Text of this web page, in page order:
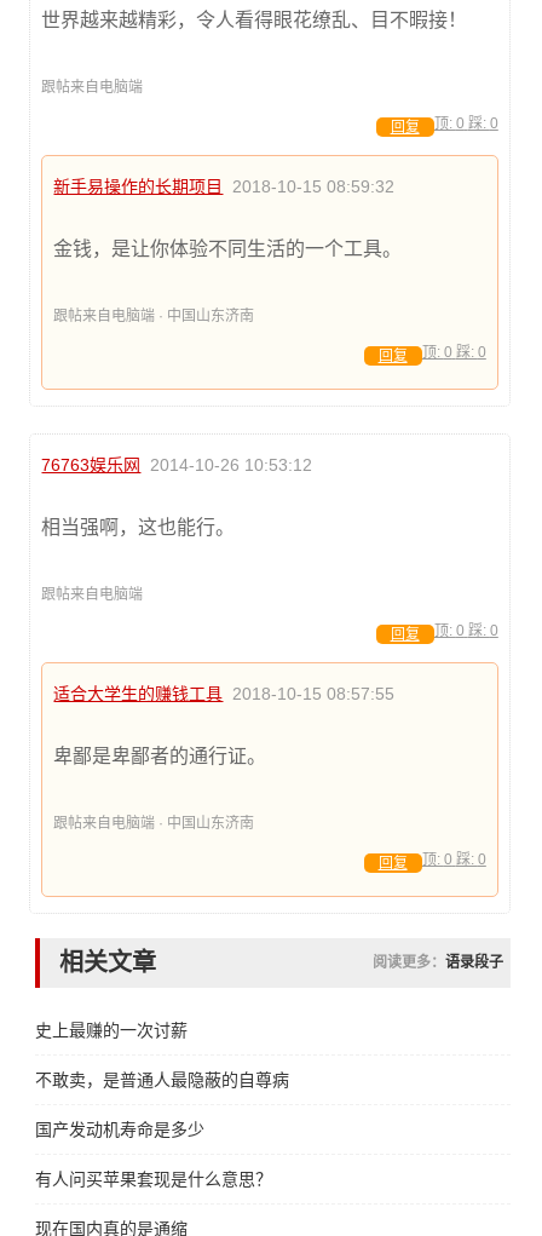
世界越来越精彩，令人看得眼花缭乱、目不暇接！
跟帖来自电脑端
顶: 0 踩: 0
回复
新手易操作的长期项目 2018-10-15 08:59:32
金钱，是让你体验不同生活的一个工具。
跟帖来自电脑端 · 中国山东济南
顶: 0 踩: 0
回复
76763娱乐网 2014-10-26 10:53:12
相当强啊，这也能行。
跟帖来自电脑端
顶: 0 踩: 0
回复
适合大学生的赚钱工具 2018-10-15 08:57:55
卑鄙是卑鄙者的通行证。
跟帖来自电脑端 · 中国山东济南
顶: 0 踩: 0
回复
相关文章 阅读更多： 语录段子
史上最赚的一次讨薪
不敢卖，是普通人最隐蔽的自尊病
国产发动机寿命是多少
有人问买苹果套现是什么意思？
现在国内真的是通缩